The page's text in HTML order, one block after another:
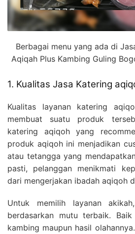
Berbagai menu yang ada di
Aqiqah Plus Kambing Guling
1. Kualitas Jasa Katering
Kualitas layanan katering
membuat suatu produk
katering aqiqoh yang
produk aqiqoh ini menjadikan
atau tetangga yang
pasti, pelanggan menikmati
dari mengerjakan ibadah aqiqoh
Untuk memilih layanan
berdasarkan mutu terbaik.
kambing maupun hasil